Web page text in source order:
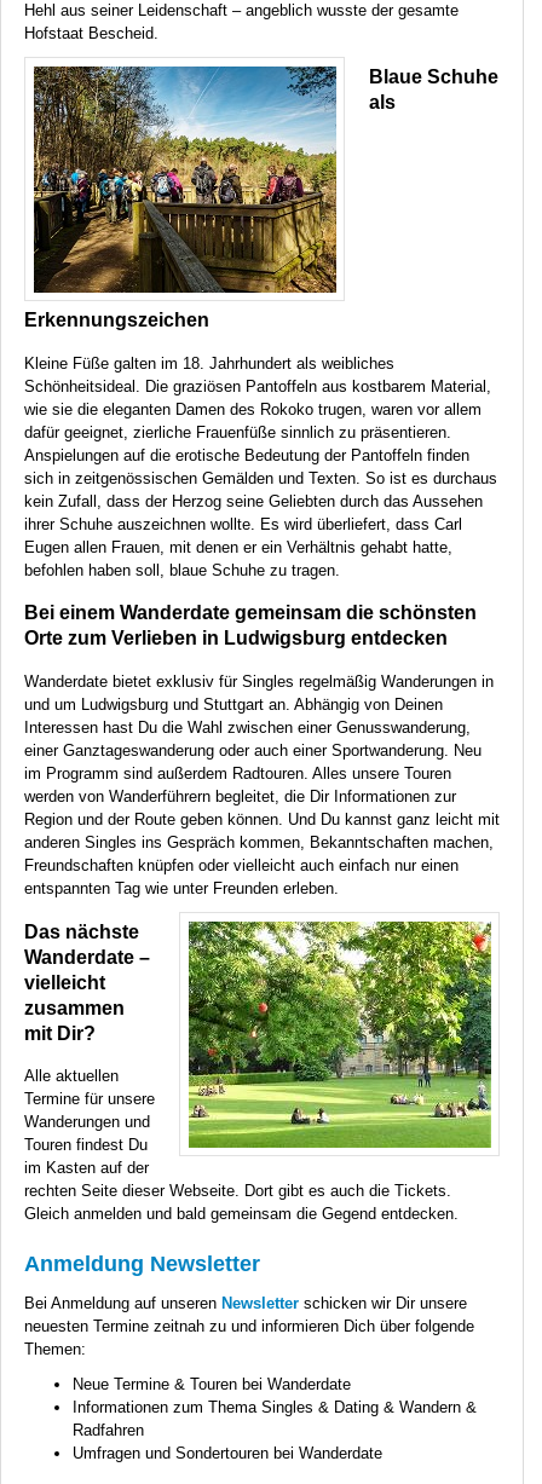
Hehl aus seiner Leidenschaft – angeblich wusste der gesamte
Hofstaat Bescheid.
Blaue Schuhe
als
Erkennungszeichen
Kleine Füße galten im 18. Jahrhundert als weibliches
Schönheitsideal. Die graziösen Pantoffeln aus kostbarem Material,
wie sie die eleganten Damen des Rokoko trugen, waren vor allem
dafür geeignet, zierliche Frauenfüße sinnlich zu präsentieren.
Anspielungen auf die erotische Bedeutung der Pantoffeln finden
sich in zeitgenössischen Gemälden und Texten. So ist es durchaus
kein Zufall, dass der Herzog seine Geliebten durch das Aussehen
ihrer Schuhe auszeichnen wollte. Es wird überliefert, dass Carl
Eugen allen Frauen, mit denen er ein Verhältnis gehabt hatte,
befohlen haben soll, blaue Schuhe zu tragen.
Bei einem Wanderdate gemeinsam die schönsten
Orte zum Verlieben in Ludwigsburg entdecken
Wanderdate bietet exklusiv für Singles regelmäßig Wanderungen in
und um Ludwigsburg und Stuttgart an. Abhängig von Deinen
Interessen hast Du die Wahl zwischen einer Genusswanderung,
einer Ganztageswanderung oder auch einer Sportwanderung. Neu
im Programm sind außerdem Radtouren. Alles unsere Touren
werden von Wanderführern begleitet, die Dir Informationen zur
Region und der Route geben können. Und Du kannst ganz leicht mit
anderen Singles ins Gespräch kommen, Bekanntschaften machen,
Freundschaften knüpfen oder vielleicht auch einfach nur einen
entspannten Tag wie unter Freunden erleben.
Das nächste
Wanderdate –
vielleicht
zusammen
mit Dir?
Alle aktuellen
Termine für unsere
Wanderungen und
Touren findest Du
im Kasten auf der
rechten Seite dieser Webseite. Dort gibt es auch die Tickets.
Gleich anmelden und bald gemeinsam die Gegend entdecken.
Anmeldung Newsletter
Bei Anmeldung auf unseren Newsletter schicken wir Dir unsere
neuesten Termine zeitnah zu und informieren Dich über folgende
Themen:
Neue Termine & Touren bei Wanderdate
Informationen zum Thema Singles & Dating & Wandern &
Radfahren
Umfragen und Sondertouren bei Wanderdate